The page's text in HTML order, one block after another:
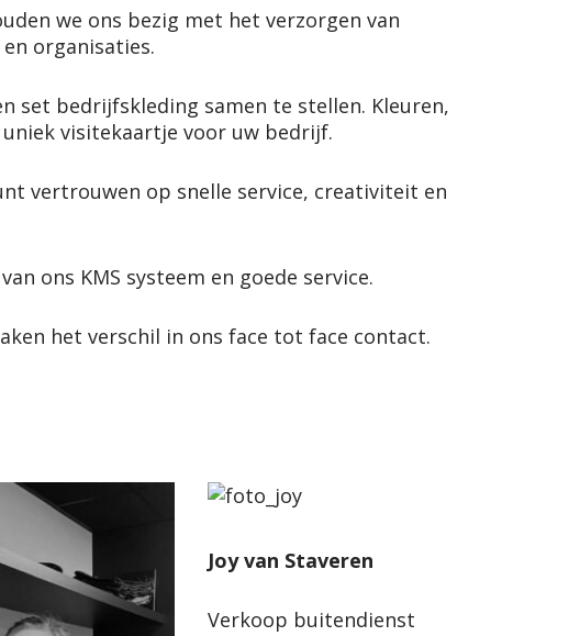
we ons bezig met het verzorgen van
organisaties.
set bedrijfskleding samen te stellen. Kleuren,
visitekaartje voor uw bedrijf.
vertrouwen op snelle service, creativiteit en
ons KMS systeem en goede service.
het verschil in ons face tot face contact.
Joy van Staveren
Verkoop buitendienst